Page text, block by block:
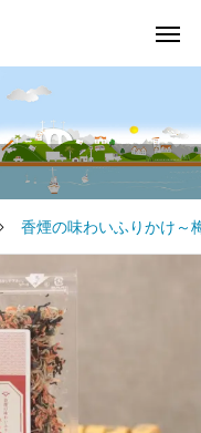
香煙の味わいふりかけ～